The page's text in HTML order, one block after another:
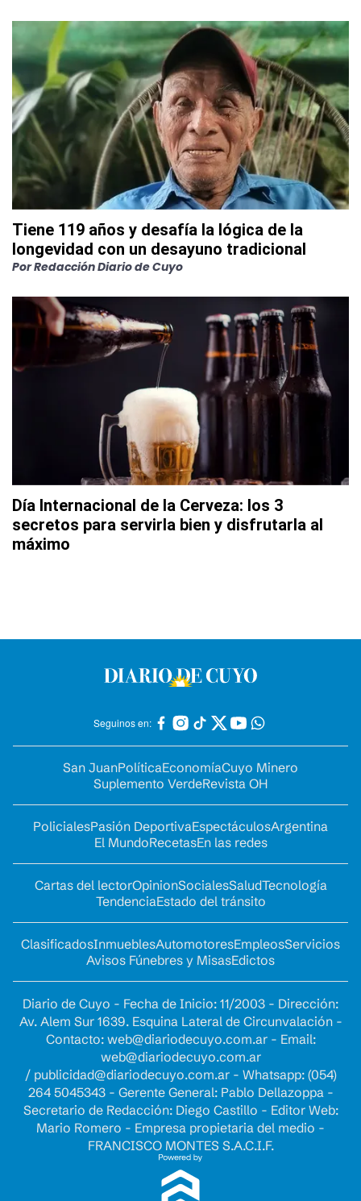
Tiene 119 años y desafía la lógica de la
longevidad con un desayuno tradicional
PorRedacción Diario de Cuyo
Día Internacional de la Cerveza: los 3
secretos para servirla bien y disfrutarla al
máximo
Seguinos en:
San JuanPolíticaEconomíaCuyo Minero
Suplemento VerdeRevista OH
PolicialesPasión DeportivaEspectáculosArgentina
El MundoRecetasEn las redes
Cartas del lectorOpinionSocialesSaludTecnología
TendenciaEstado del tránsito
ClasificadosInmueblesAutomotoresEmpleosServicios
Avisos Fúnebres y MisasEdictos
Diario de Cuyo - Fecha de Inicio: 11/2003 - Dirección:
Av. Alem Sur 1639. Esquina Lateral de Circunvalación -
Contacto: web@diariodecuyo.com.ar- Email:
web@diariodecuyo.com.ar
/ publicidad@diariodecuyo.com.ar- Whatsapp: (054)
264 5045343 - Gerente General: Pablo Dellazoppa -
Secretario de Redacción: Diego Castillo - Editor Web:
Mario Romero - Empresa propietaria del medio -
FRANCISCO MONTES S.A.C.I.F.